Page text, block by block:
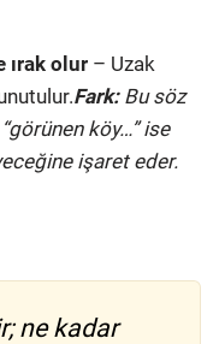
ırak olur – Uzak
Fark:Bu söz
köy…” ise
işaret eder.
ne kadar